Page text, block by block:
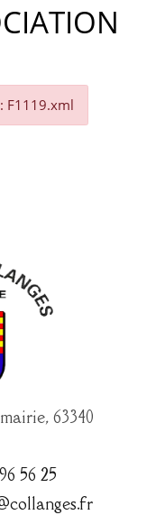
F1119.xml
63340
56 25